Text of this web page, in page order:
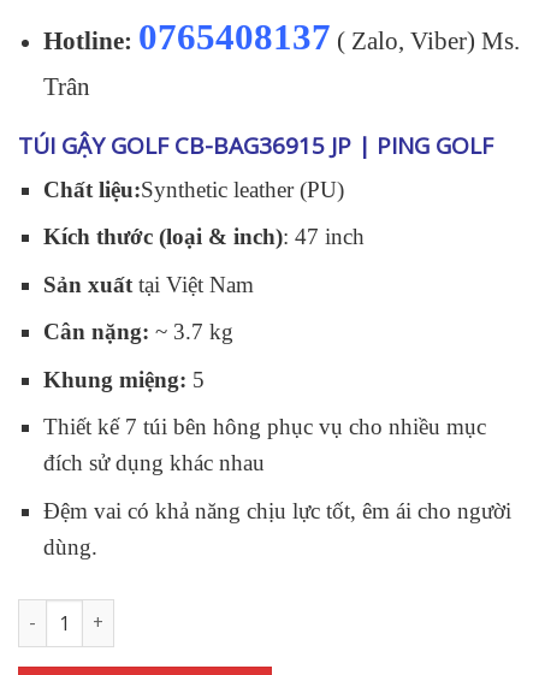
Hotline: 0765408137 ( Zalo, Viber) Ms.
Trân
TÚI GẬY GOLF CB-BAG36915 JP | PING GOLF
Chất liệu:Synthetic leather (PU)
Kích thước (loại & inch): 47 inch
Sản xuấttại Việt Nam
Cân nặng: ~ 3.7 kg
Khung miệng: 5
Thiết kế 7 túi bên hông phục vụ cho nhiều mục
đích sử dụng khác nhau
Đệm vai có khả năng chịu lực tốt, êm ái cho người
dùng.
Túi gậy golf Ping CB-BAG36915 JP SPORT [2023] số lượng